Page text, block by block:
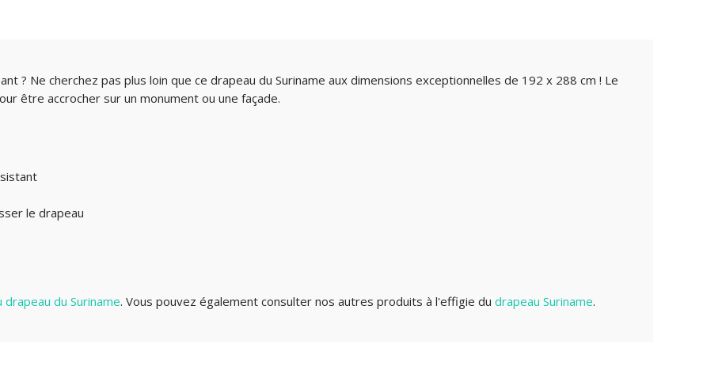
? Ne cherchez pas plus loin que ce drapeau du Suriname aux dimensions exceptionnelles de 192 x 288 cm ! Le
être accrocher sur un monument ou une façade.
le drapeau
drapeau du Suriname. Vous pouvez également consulter nos autres produits à l'effigie du drapeau Suriname.